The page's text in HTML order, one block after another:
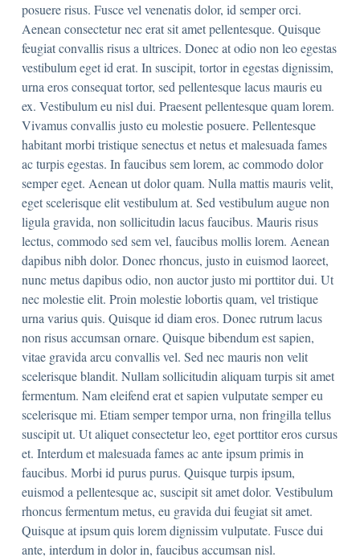
posuere risus. Fusce vel venenatis dolor, id semper orci.
Aenean consectetur nec erat sit amet pellentesque. Quisque
feugiat convallis risus a ultrices. Donec at odio non leo egestas
vestibulum eget id erat. In suscipit, tortor in egestas dignissim,
urna eros consequat tortor, sed pellentesque lacus mauris eu
ex. Vestibulum eu nisl dui. Praesent pellentesque quam lorem.
Vivamus convallis justo eu molestie posuere. Pellentesque
habitant morbi tristique senectus et netus et malesuada fames
ac turpis egestas. In faucibus sem lorem, ac commodo dolor
semper eget. Aenean ut dolor quam. Nulla mattis mauris velit,
eget scelerisque elit vestibulum at. Sed vestibulum augue non
ligula gravida, non sollicitudin lacus faucibus. Mauris risus
lectus, commodo sed sem vel, faucibus mollis lorem. Aenean
dapibus nibh dolor. Donec rhoncus, justo in euismod laoreet,
nunc metus dapibus odio, non auctor justo mi porttitor dui. Ut
nec molestie elit. Proin molestie lobortis quam, vel tristique
urna varius quis. Quisque id diam eros. Donec rutrum lacus
non risus accumsan ornare. Quisque bibendum est sapien,
vitae gravida arcu convallis vel. Sed nec mauris non velit
scelerisque blandit. Nullam sollicitudin aliquam turpis sit amet
fermentum. Nam eleifend erat et sapien vulputate semper eu
scelerisque mi. Etiam semper tempor urna, non fringilla tellus
suscipit ut. Ut aliquet consectetur leo, eget porttitor eros cursus
et. Interdum et malesuada fames ac ante ipsum primis in
faucibus. Morbi id purus purus. Quisque turpis ipsum,
euismod a pellentesque ac, suscipit sit amet dolor. Vestibulum
rhoncus fermentum metus, eu gravida dui feugiat sit amet.
Quisque at ipsum quis lorem dignissim vulputate. Fusce dui
ante, interdum in dolor in, faucibus accumsan nisl.